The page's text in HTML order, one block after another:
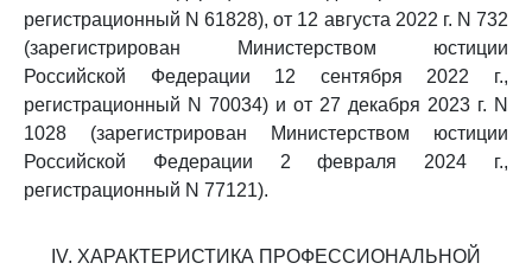
регистрационный N 61828), от 12 августа 2022 г. N 732
(зарегистрирован Министерством юстиции
Российской Федерации 12 сентября 2022 г.,
регистрационный N 70034) и от 27 декабря 2023 г. N
1028 (зарегистрирован Министерством юстиции
Российской Федерации 2 февраля 2024 г.,
регистрационный N 77121).
IV. ХАРАКТЕРИСТИКА ПРОФЕССИОНАЛЬНОЙ